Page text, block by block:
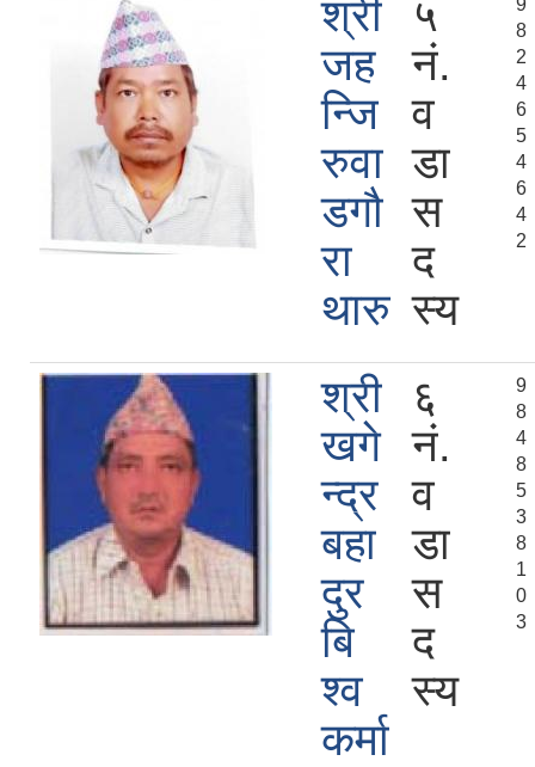
श्री
जह
न्जि
रुवा
डगौ
रा
थारु
५
नं.
व
डा
स
द
स्य
9
8
2
4
6
5
4
6
4
2
श्री
खगे
न्द्र
बहा
दुर
बि
श्व
कर्मा
६
नं.
व
डा
स
द
स्य
9
8
4
8
5
3
8
1
0
3